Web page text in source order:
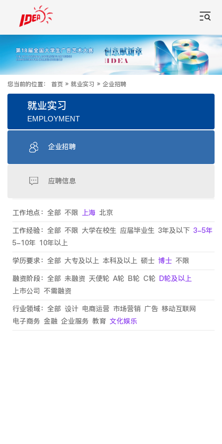
您当前的位置： 首页 » 就业实习 » 企业招聘
就业实习
EMPLOYMENT
企业招聘
应聘信息
工作地点： 全部 不限 上海 北京
工作经验： 全部 不限 大学在校生 应届毕业生 3年及以下 3-5年
5-10年 10年以上
学历要求： 全部 大专及以上 本科及以上 硕士 博士 不限
融资阶段： 全部 未融资 天使轮 A轮 B轮 C轮 D轮及以上
上市公司 不需融资
行业领域： 全部 设计 电商运营 市场营销 广告 移动互联网
电子商务 金融 企业服务 教育 文化娱乐